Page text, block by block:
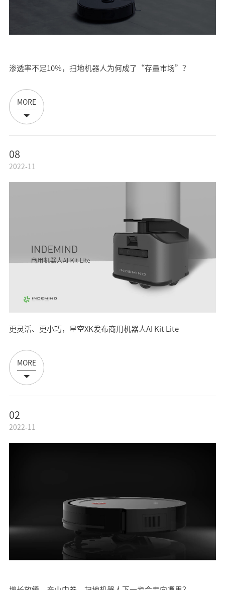
渗透率不足10%，扫地机器人为何成了“存量市场”？
MORE
08
2022-11
更灵活、更小巧，星空XK发布商用机器人AI Kit Lite
MORE
02
2022-11